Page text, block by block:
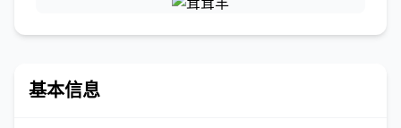
基本信息